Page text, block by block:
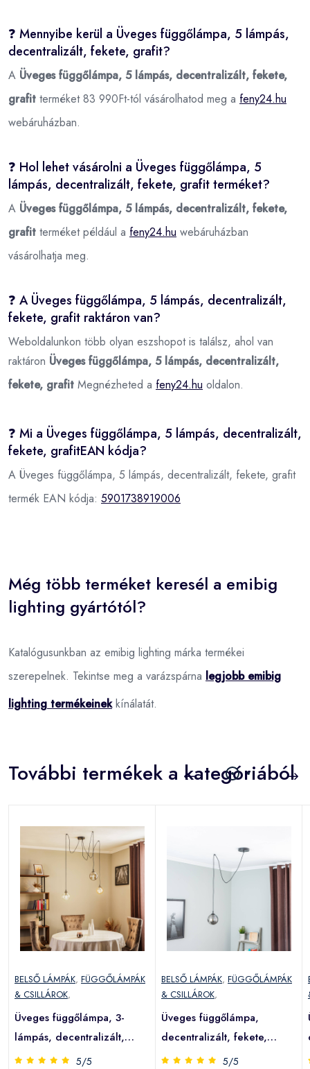
❓ Mennyibe kerül a Üveges függőlámpa, 5 lámpás,
decentralizált, fekete, grafit?
A Üveges függőlámpa, 5 lámpás, decentralizált, fekete,
grafit terméket 83 990Ft-tól vásárolhatod meg a feny24.hu
webáruházban.
❓ Hol lehet vásárolni a Üveges függőlámpa, 5
lámpás, decentralizált, fekete, grafit terméket?
A Üveges függőlámpa, 5 lámpás, decentralizált, fekete,
grafit terméket például a feny24.hu webáruházban
vásárolhatja meg.
❓ A Üveges függőlámpa, 5 lámpás, decentralizált,
fekete, grafit raktáron van?
Weboldalunkon több olyan eszshopot is találsz, ahol van
raktáron Üveges függőlámpa, 5 lámpás, decentralizált,
fekete, grafit Megnézheted a feny24.hu oldalon.
❓ Mi a Üveges függőlámpa, 5 lámpás, decentralizált,
fekete, grafitEAN kódja?
A Üveges függőlámpa, 5 lámpás, decentralizált, fekete, grafit
termék EAN kódja: 5901738919006
Még több terméket keresél a emibig
lighting gyártótól?
Katalógusunkban az emibig lighting márka termékei
szerepelnek. Tekintse meg a varázspárna legjobb emibig
lighting termékeinekkínálatát.
További termékek a kategóriából
BELSŐ LÁMPÁK, FÜGGŐLÁMPÁK
& CSILLÁROK,
Üveges függőlámpa, 3-
lámpás, decentralizált,
grafit/borostyán/világos
5/5
BELSŐ LÁMPÁK, FÜGGŐLÁMPÁK
& CSILLÁROK,
Üveges függőlámpa,
decentralizált, fekete,
grafit, üveg, 14cm
5/5